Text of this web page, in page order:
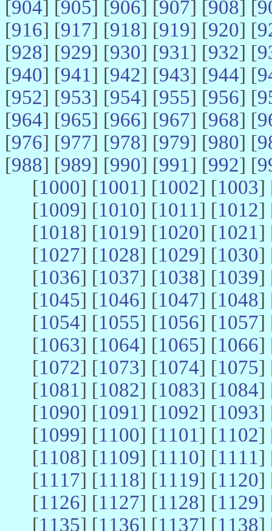
[904] [905] [906] [907] [908] [
[916] [917] [918] [919] [920] [
[928] [929] [930] [931] [932] [
[940] [941] [942] [943] [944] [
[952] [953] [954] [955] [956] [
[964] [965] [966] [967] [968] [
[976] [977] [978] [979] [980] [
[988] [989] [990] [991] [992] [
[1000] [1001] [1002] [1003]
[1009] [1010] [1011] [1012]
[1018] [1019] [1020] [1021]
[1027] [1028] [1029] [1030]
[1036] [1037] [1038] [1039]
[1045] [1046] [1047] [1048]
[1054] [1055] [1056] [1057]
[1063] [1064] [1065] [1066]
[1072] [1073] [1074] [1075]
[1081] [1082] [1083] [1084]
[1090] [1091] [1092] [1093]
[1099] [1100] [1101] [1102]
[1108] [1109] [1110] [1111]
[1117] [1118] [1119] [1120]
[1126] [1127] [1128] [1129]
[1135] [1136] [1137] [1138]